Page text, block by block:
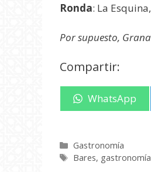
Ronda: La
Por supuesto,
Compartir:
Compartir
en
WhatsApp
Categorías
Gastronomía
Etiquetas
Bares, gastronomía